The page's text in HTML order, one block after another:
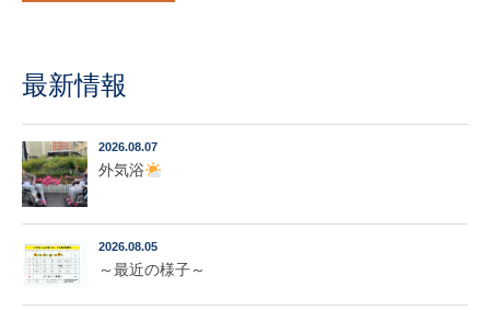
最新情報
2026.08.07
外気浴
2026.08.05
～最近の様子～